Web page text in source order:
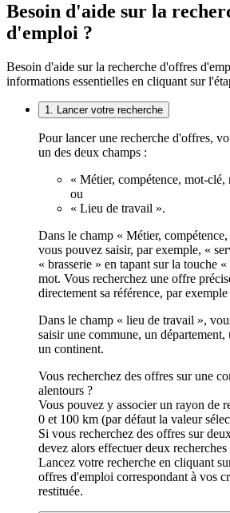
Besoin d'aide sur la
d'emploi ?
Besoin d'aide sur la recherche d'offres
informations essentielles en cliquant sur
1. Lancer votre recherche
Pour lancer une recherche d'offres,
un des deux champs :
« Métier, compétence, mot-clé,
ou
« Lieu de travail ».
Dans le champ « Métier,
vous pouvez saisir, par exemple, «
« brasserie » en tapant sur la touche
mot. Vous recherchez une offre
directement sa référence, par
Dans le champ « lieu de travail »,
saisir une commune, un
un continent.
Vous recherchez des offres sur une
alentours ?
Vous pouvez y associer un rayon de
0 et 100 km (par défaut la valeur
Si vous recherchez des offres sur
devez alors effectuer deux recherches
Lancez votre recherche en cliquant
offres d'emploi correspondant à vos
restituée.